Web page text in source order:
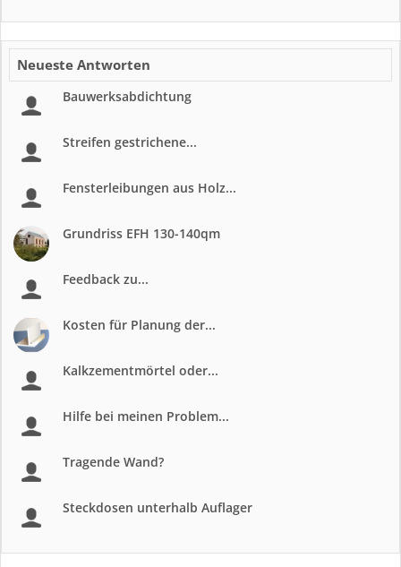
Neueste Antworten
Bauwerksabdichtung
Streifen gestrichene...
Fensterleibungen aus Holz...
Grundriss EFH 130-140qm
Feedback zu...
Kosten für Planung der...
Kalkzementmörtel oder...
Hilfe bei meinen Problem...
Tragende Wand?
Steckdosen unterhalb Auflager